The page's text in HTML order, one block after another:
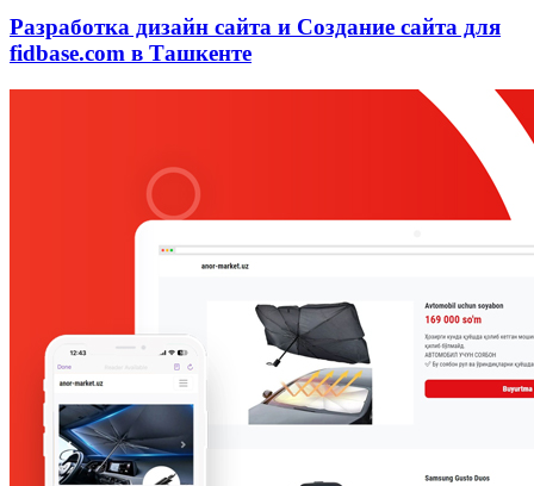
Разработка дизайн сайта и Создание сайта для
fidbase.com в Ташкенте